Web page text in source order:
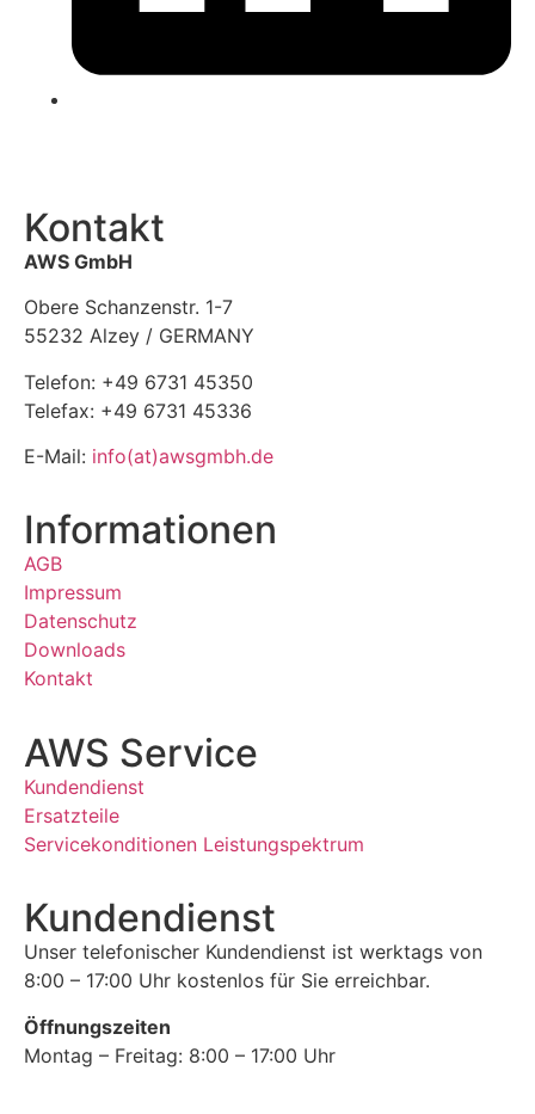
Kontakt
AWS GmbH
Obere Schanzenstr. 1-7
55232 Alzey / GERMANY
Telefon: +49 6731 45350
Telefax: +49 6731 45336
E-Mail: info(at)awsgmbh.de
Informationen
AGB
Impressum
Datenschutz
Downloads
Kontakt
AWS Service
Kundendienst
Ersatzteile
Servicekonditionen Leistungspektrum
Kundendienst
Unser telefonischer Kundendienst ist werktags von
8:00 – 17:00 Uhr kostenlos für Sie erreichbar.
Öffnungszeiten
Montag – Freitag: 8:00 – 17:00 Uhr